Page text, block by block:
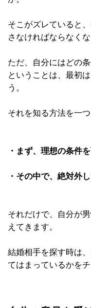
そこがズレていると
さなければならなくな
ただ、自分にはどの
ということは、最初
う。
それを知る方法を一
・まず、理想の条件
・その中で、絶対外
それだけで、自分が
えてきます。
結婚相手を探す時は
てはまっているかを